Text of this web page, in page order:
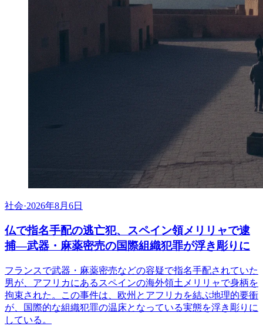
社会·2026年8月6日
仏で指名手配の逃亡犯、スペイン領メリリャで逮
捕―武器・麻薬密売の国際組織犯罪が浮き彫りに
フランスで武器・麻薬密売などの容疑で指名手配されていた
男が、アフリカにあるスペインの海外領土メリリャで身柄を
拘束された。この事件は、欧州とアフリカを結ぶ地理的要衝
が、国際的な組織犯罪の温床となっている実態を浮き彫りに
している。